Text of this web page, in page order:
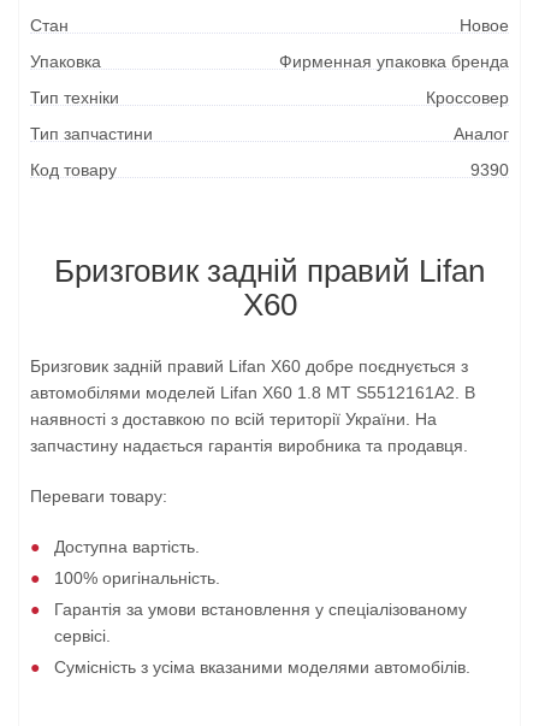
Стан
Новое
Упаковка
Фирменная упаковка бренда
Тип техніки
Кроссовер
Тип запчастини
Аналог
Код товару
9390
Бризговик задній правий Lifan
X60
Бризговик задній правий Lifan X60 добре поєднується з
автомобілями моделей Lifan X60 1.8 MT S5512161A2. В
наявності з доставкою по всій території України. На
запчастину надається гарантія виробника та продавця.
Переваги товару:
Доступна вартість.
100% оригінальність.
Гарантія за умови встановлення у спеціалізованому
сервісі.
Сумісність з усіма вказаними моделями автомобілів.